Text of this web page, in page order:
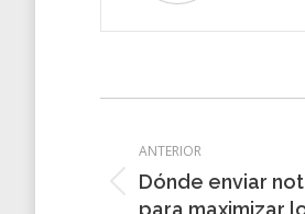
entre
entradas
ANTERIOR
Entrada
Dónde enviar
para maximizar